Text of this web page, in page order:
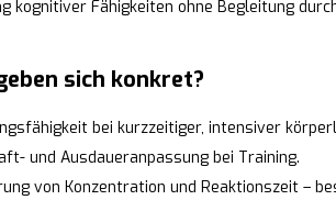
kognitiver Fähigkeiten ohne Begleitung
sich konkret?
bei kurzzeitiger, intensiver
und Ausdaueranpassung bei Training.
von Konzentration und Reaktionszeit –